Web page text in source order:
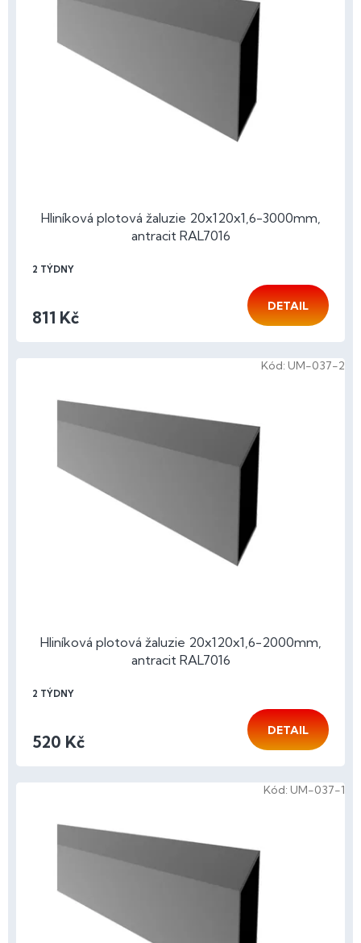
Hliníková plotová žaluzie 20x120x1,6-3000mm,
antracit RAL7016
2 TÝDNY
811 Kč
DETAIL
Hliníková plotová žaluzie 20x120x1,6-2000mm,
antracit RAL7016
2 TÝDNY
520 Kč
DETAIL
Kód: UM-037-2
Kód: UM-037-1